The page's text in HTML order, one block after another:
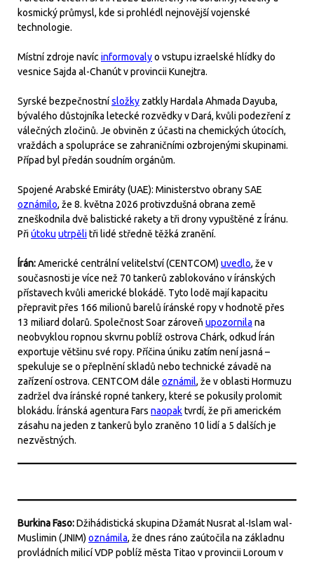
kosmický průmysl, kde si prohlédl nejnovější vojenské
technologie.
Místní zdroje navíc informovalyo vstupu izraelské hlídky do
vesnice Sajda al-Chanút v provincii Kunejtra.
Syrské bezpečnostnísložky zatkly Hardala Ahmada Dayuba,
bývalého důstojníka letecké rozvědky v Dará, kvůli podezření z
válečných zločinů. Je obviněn z účasti na chemických útocích,
vraždách a spolupráce se zahraničními ozbrojenými skupinami.
Případ byl předán soudním orgánům.
Spojené Arabské Emiráty (UAE): Ministerstvo obrany SAE
oznámilo, že 8. května 2026 protivzdušná obrana země
zneškodnila dvě balistické rakety a tři drony vypuštěné z Íránu.
Přiútoku utrpělitři lidé středně těžká zranění.
Írán:Americké centrální velitelství (CENTCOM) uvedlo, že v
současnosti je více než 70 tankerů zablokováno v íránských
přístavech kvůli americké blokádě. Tyto lodě mají kapacitu
přepravit přes 166 milionů barelů íránské ropy v hodnotě přes
13 miliard dolarů. Společnost Soar zároveň upozornila na
neobvyklou ropnou skvrnu poblíž ostrova Chárk, odkud Írán
exportuje většinu své ropy. Příčina úniku zatím není jasná –
spekuluje se o přeplnění skladů nebo technické závadě na
zařízení ostrova. CENTCOM dále oznámil, že v oblasti Hormuzu
zadržel dva íránské ropné tankery, které se pokusily prolomit
blokádu. Íránská agentura Fars naopaktvrdí, že při americkém
zásahu na jeden z tankerů bylo zraněno 10 lidí a 5 dalších je
nezvěstných.
Burkina Faso:Džihádistická skupina Džamát Nusrat al-Islam wal-
Muslimin (JNIM) oznámila, že dnes ráno zaútočila na základnu
provládních milicí VDP poblíž města Titao v provincii Loroum v